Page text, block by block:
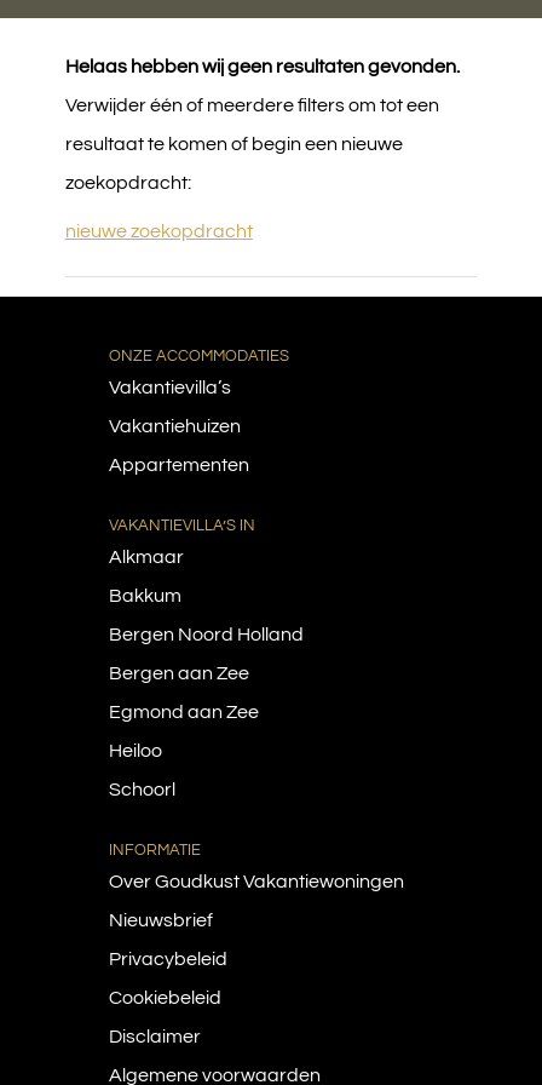
Helaas hebben wij geen resultaten gevonden.
Verwijder één of meerdere filters om tot een
resultaat te komen of begin een nieuwe
zoekopdracht:
nieuwe zoekopdracht
ONZE ACCOMMODATIES
Vakantievilla’s
Vakantiehuizen
Appartementen
VAKANTIEVILLA’S IN
Alkmaar
Bakkum
Bergen Noord Holland
Bergen aan Zee
Egmond aan Zee
Heiloo
Schoorl
INFORMATIE
Over Goudkust Vakantiewoningen
Nieuwsbrief
Privacybeleid
Cookiebeleid
Disclaimer
Algemene voorwaarden